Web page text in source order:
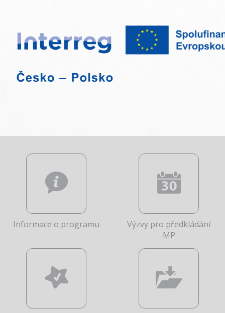
Informace o programu
Výzvy pro předkládání
MP